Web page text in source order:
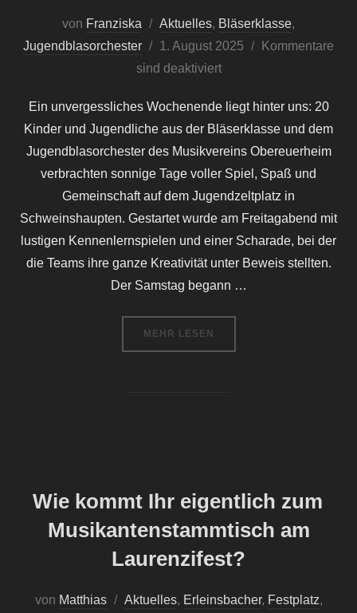
von Franziska Aktuelles, Bläserklasse,
Jugendblasorchester
Veröffentlicht
am
1. August 2025
Kommentare
sind deaktiviert
Ein unvergessliches Wochenende liegt hinter uns: 20
Kinder und Jugendliche aus der Bläserklasse und dem
Jugendblasorchester des Musikvereins Obereuerheim
verbrachten sonnige Tage voller Spiel, Spaß und
Gemeinschaft auf dem Jugendzeltplatz in
Schweinshaupten. Gestartet wurde am Freitagabend mit
lustigen Kennenlernspielen und einer Scharade, bei der
die Teams ihre ganze Kreativität unter Beweis stellten.
Der Samstag begann …
MEHR ÜBER
LESEN
Wie kommt Ihr eigentlich zum
Musikantenstammtisch am
Laurenzifest?
von Matthias Aktuelles, Erleinsbacher, Festplatz,